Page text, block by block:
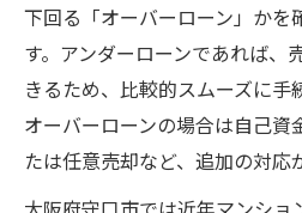
下回る「オーバーローン」かを
す。アンダーローンであれば、
きるため、比較的スムーズに手
オーバーローンの場合は自己資
たは任意売却など、追加の対応